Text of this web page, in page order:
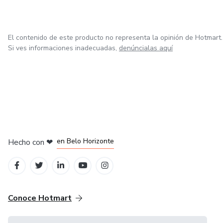
El contenido de este producto no representa la opinión de Hotmart.
Si ves informaciones inadecuadas, denúncialas aquí
Hecho con ❤ en Belo Horizonte
Conoce Hotmart